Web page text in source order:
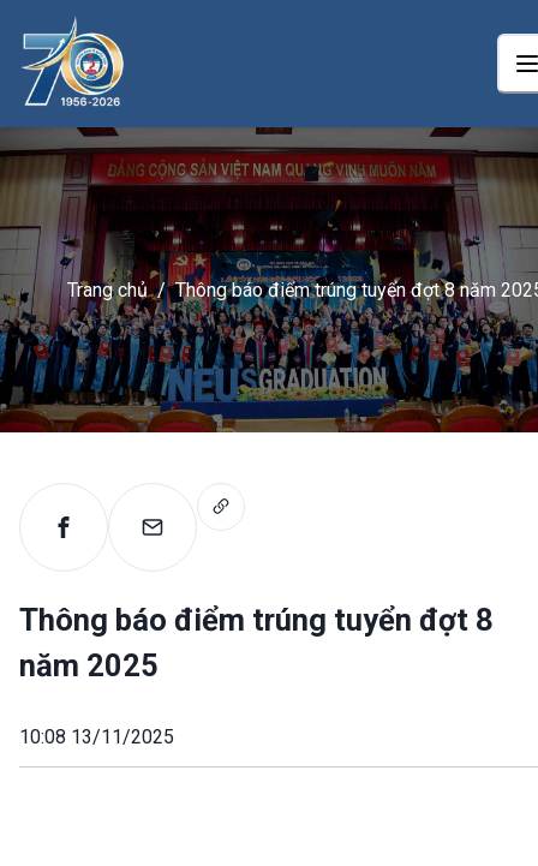
Trang chủ / Thông báo điểm trúng tuyển đợt 8 năm
Thông báo điểm trúng tuyển đợt 8
năm 2025
10:08 13/11/2025